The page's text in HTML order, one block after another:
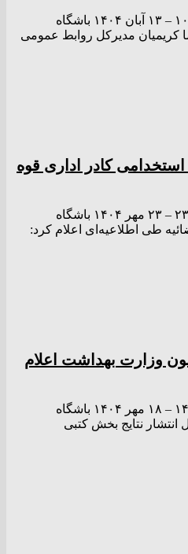
به گزارش کاوک نیوز ۱۰:۵۷ – ۱۳ آبان ۱۴۰۴ باشگاه
کریمیان مدیرکل روابط عمومی
کادر اداری قوه
به گزارش کاوک نیوز ۲۳:۱۵ – ۲۳ مهر ۱۴۰۴ باشگاه
طی اطلاعیه‌ای اعلام کرد:
وزارت بهداشت اعلام
به گزارش کاوک نیوز ۱۴:۰۷ – ۱۸ مهر ۱۴۰۴ باشگاه
انتشار نتایج بخش کتبی